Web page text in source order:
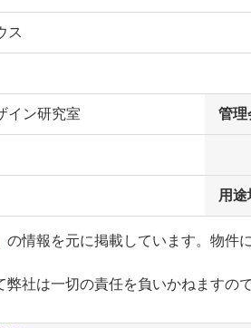
ス
イン研究室 管理
用
の情報を元に掲載しています。物件
社は一切の責任を負いかねますの